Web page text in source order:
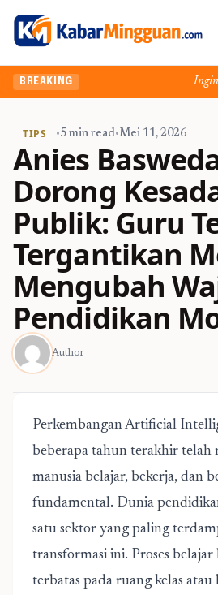
BREAKING Ingin
TIPS •5 min read•Mei 11, 2026
Anies
Dorong
Publik: Guru
Tergantikan
Mengubah
Pendidikan
Author
Perkembangan Artificial
beberapa tahun terakhir telah
manusia belajar, bekerja, dan
fundamental. Dunia
satu sektor yang paling
transformasi ini. Proses
terbatas pada ruang kelas atau